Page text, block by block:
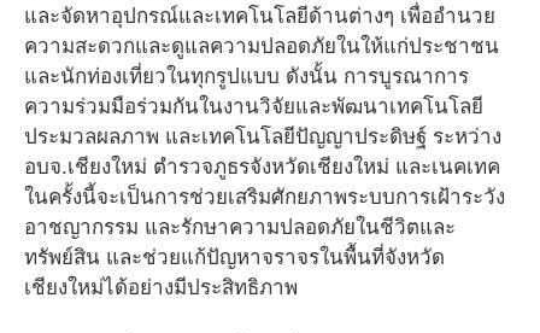
และจัดหาอุปกรณ์และเทคโนโลยีด้านต่างๆ เพื่ออำนวย
ความสะดวกและดูแลความปลอดภัยในให้แก่ประชาชน
และนักท่องเที่ยวในทุกรูปแบบ ดังนั้น การบูรณาการ
ความร่วมมือร่วมกันในงานวิจัยและพัฒนาเทคโนโลยี
ประมวลผลภาพ และเทคโนโลยีปัญญาประดิษฐ์ ระหว่าง
อบจ.เชียงใหม่ ตำรวจภูธรจังหวัดเชียงใหม่ และเนคเทค
ในครั้งนี้จะเป็นการช่วยเสริมศักยภาพระบบการเฝ้าระวัง
อาชญากรรม และรักษาความปลอดภัยในชีวิตและ
ทรัพย์สิน และช่วยแก้ปัญหาจราจรในพื้นที่จังหวัด
เชียงใหม่ได้อย่างมีประสิทธิภาพ